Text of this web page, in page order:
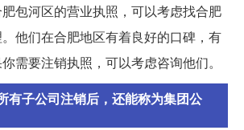
包河区的营业执照，可以考虑找合肥
他们在合肥地区有着良好的口碑，有
需要注销执照，可以考虑咨询他们。
有子公司注销后，还能称为集团公